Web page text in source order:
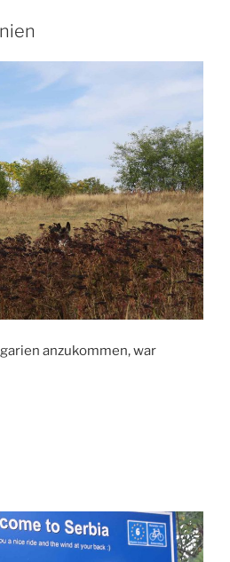
anzukommen, war